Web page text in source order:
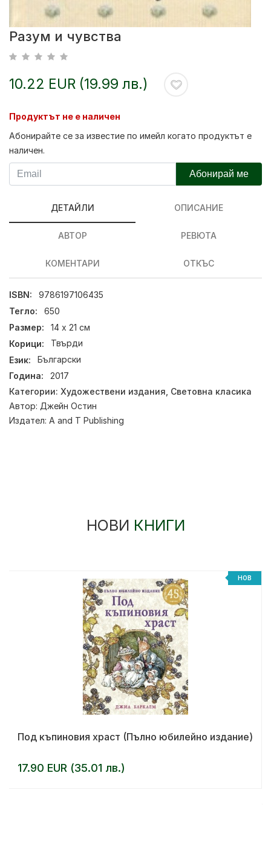
Разум и чувства
10.22 EUR (19.99 лв.)
Продуктът не е наличен
Абонирайте се за известие по имейл когато продуктът е
наличен.
Абонирай ме
ДЕТАЙЛИ ОПИСАНИЕ
АВТОР РЕВЮТА
КОМЕНТАРИ ОТКЪС
ISBN:
9786197106435
Тегло:
650
Размер:
14 x 21 см
Корици:
Твърди
Език:
Български
Година:
2017
Категории: Художествени издания Световна класика
Автор: Джейн Остин
Издател: A and T Publishing
НОВИ КНИГИ
НОВ
Под къпиновия храст (Пълно юбилейно издание)
17.90 EUR (35.01 лв.)